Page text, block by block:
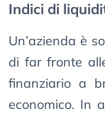
Indici di
Un’azienda è
di far fronte
finanziario a
economico. In